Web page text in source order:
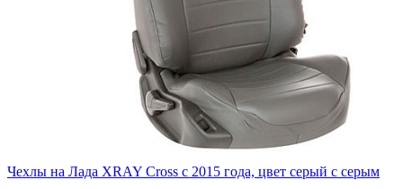
Чехлы на Лада XRAY Cross с 2015 года, цвет серый с серым